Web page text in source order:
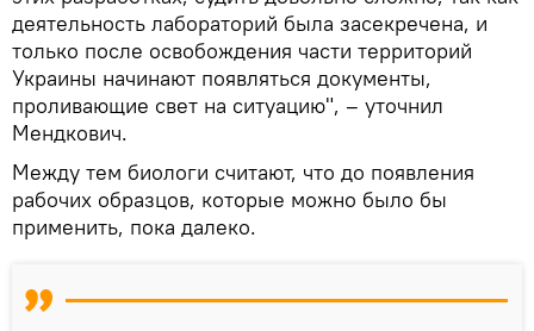
деятельность лабораторий была засекречена, и
только после освобождения части территорий
Украины начинают появляться документы,
проливающие свет на ситуацию", – уточнил
Мендкович.
Между тем биологи считают, что до появления
рабочих образцов, которые можно было бы
применить, пока далеко.